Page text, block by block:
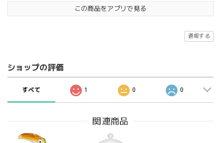
この商品をアプリで見る
通報する
ショップの評価
すべて 1 0 0
関連商品